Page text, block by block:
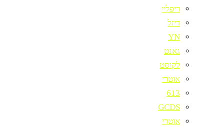
ריפליי
דיזל
YN
גאנט
לקוסט
אוטרי
613
GCDS
אוטרי